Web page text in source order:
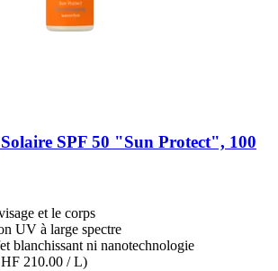
SPF 50 "Sun Protect", 100
et le corps
UV à large spectre
blanchissant ni nanotechnologie
210.00 / L)